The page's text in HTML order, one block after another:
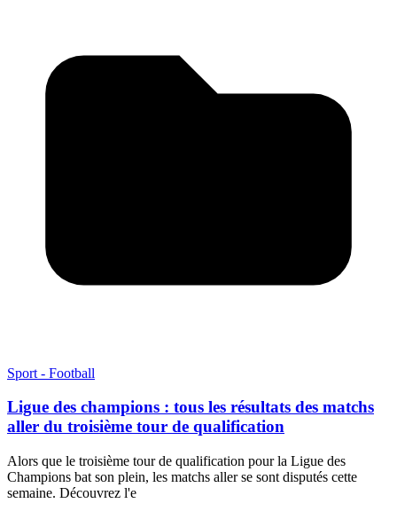
Sport - Football
Ligue des champions : tous les résultats des matchs
aller du troisième tour de qualification
Alors que le troisième tour de qualification pour la Ligue des
Champions bat son plein, les matchs aller se sont disputés cette
semaine. Découvrez l'e